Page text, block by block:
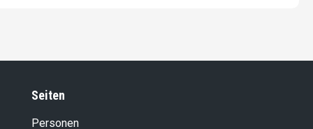
Seiten
Personen